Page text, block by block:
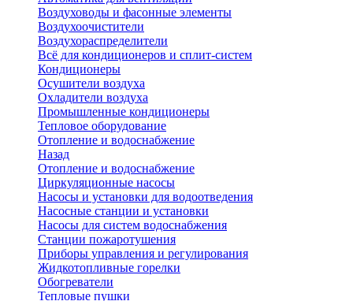
Воздуховоды и фасонные элементы
Воздухоочистители
Воздухораспределители
Всё для кондиционеров и сплит-систем
Кондиционеры
Осушители воздуха
Охладители воздуха
Промышленные кондиционеры
Тепловое оборудование
Отопление и водоснабжение
Назад
Отопление и водоснабжение
Циркуляционные насосы
Насосы и установки для водоотведения
Насосные станции и установки
Насосы для систем водоснабжения
Станции пожаротушения
Приборы управления и регулирования
Жидкотопливные горелки
Обогреватели
Тепловые пушки